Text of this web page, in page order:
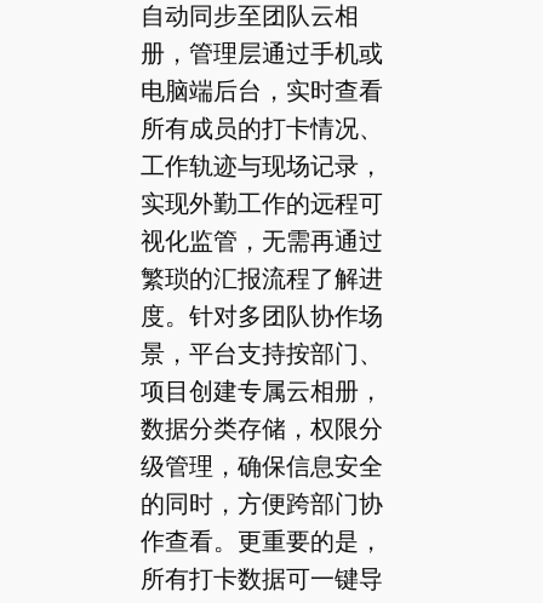
自动同步至团队云相
册，管理层通过手机或
电脑端后台，实时查看
所有成员的打卡情况、
工作轨迹与现场记录，
实现外勤工作的远程可
视化监管，无需再通过
繁琐的汇报流程了解进
度。针对多团队协作场
景，平台支持按部门、
项目创建专属云相册，
数据分类存储，权限分
级管理，确保信息安全
的同时，方便跨部门协
作查看。更重要的是，
所有打卡数据可一键导